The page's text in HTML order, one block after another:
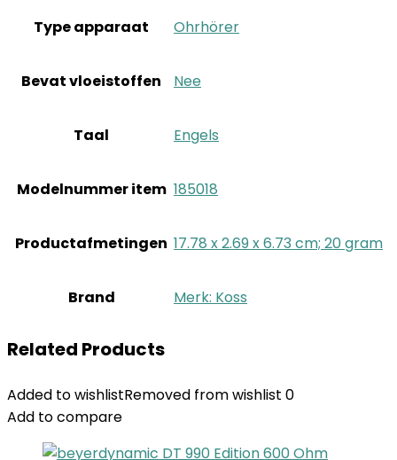
Type apparaat ‎Ohrhörer
Bevat vloeistoffen ‎Nee
Taal ‎Engels
Modelnummer item ‎185018
Productafmetingen ‎17.78 x 2.69 x 6.73 cm; 20 gram
Brand Merk: Koss
Related Products
Added to wishlistRemoved from wishlist 0
Add to compare